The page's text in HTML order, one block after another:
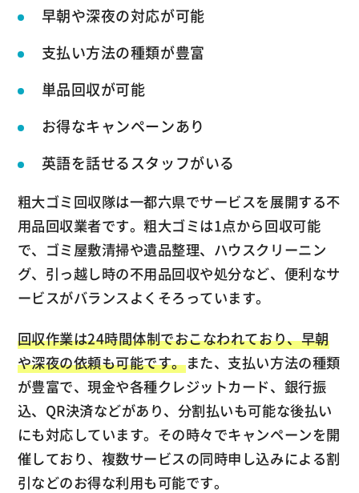
早朝や深夜の対応が可能
支払い方法の種類が豊富
単品回収が可能
お得なキャンペーンあり
英語を話せるスタッフがいる
粗大ゴミ回収隊は一都六県でサービスを展開する不
用品回収業者です。粗大ゴミは1点から回収可能
で、ゴミ屋敷清掃や遺品整理、ハウスクリーニン
グ、引っ越し時の不用品回収や処分など、便利なサ
ービスがバランスよくそろっています。
回収作業は24時間体制でおこなわれており、早朝
や深夜の依頼も可能です。また、支払い方法の種類
が豊富で、現金や各種クレジットカード、銀行振
込、QR決済などがあり、分割払いも可能な後払い
にも対応しています。その時々でキャンペーンを開
催しており、複数サービスの同時申し込みによる割
引などのお得な利用も可能です。